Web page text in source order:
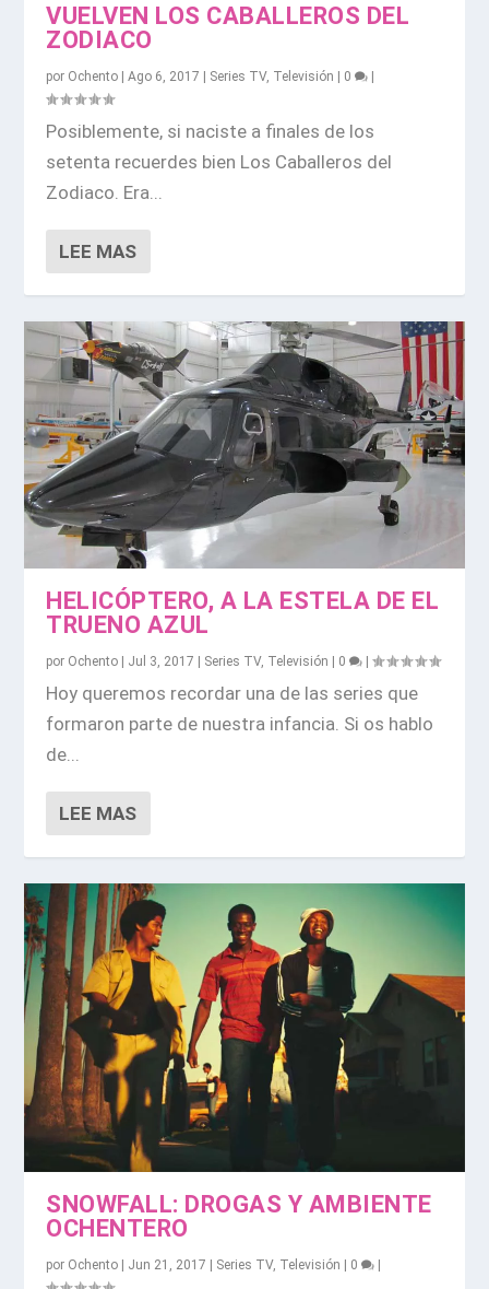
VUELVEN LOS CABALLEROS DEL
ZODIACO
por Ochento |Ago 6, 2017 | Series TV, Televisión | 0 |
Posiblemente, si naciste a finales de los
setenta recuerdes bien Los Caballeros del
Zodiaco. Era...
LEE MAS
HELICÓPTERO, A LA ESTELA DE EL
TRUENO AZUL
por Ochento Jul 3, 2017 Series TV, Televisión 0 |
Hoy queremos recordar una de las series que
formaron parte de nuestra infancia. Si os hablo
de...
LEE MAS
SNOWFALL: DROGAS Y AMBIENTE
OCHENTERO
por Ochento Jun 21, 2017 Series TV, Televisión 0